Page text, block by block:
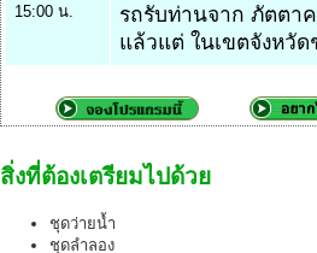
15:00 น.
รถรับท่านจาก ภัตตา
แล้วแต่ ในเขตจังหวั
สิ่งที่ต้องเตรียมไปด้วย
ชุดว่ายน้ำ
ชุดลำลอง